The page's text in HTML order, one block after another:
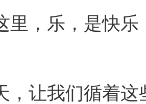
，乐，是快乐
让我们循着这